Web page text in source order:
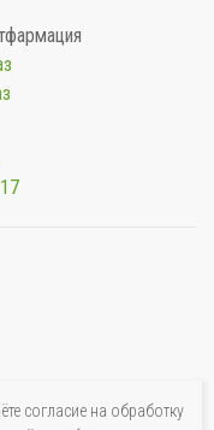
согласие на обработку